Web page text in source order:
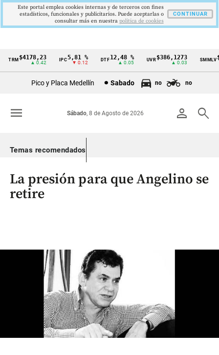
Cintillo
Colombia
TRM$4178,23
▲ 0.42
5,81 %
▼ 0.12
DTF12,48 %
▲ 0.05
UVR$386,1273
▲ 0.03
SMMLV
Pico y Placa Medellín Sabado no no
person search
Sábado, 8 de Agosto de 2026
menu
Temas recomendados
La presión para que Angelino se
retire
Este portal emplea cookies internas y de terceros con fines
estadísticos, funcionales y publicitarios. Puede aceptarlas o
consultar más en nuestra politica de cookies
CONTINUAR